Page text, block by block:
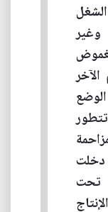
دخلت
تحت